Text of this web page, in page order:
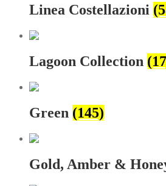
Linea Costellazioni
Lagoon Collection
Green (145)
Gold, Amber &